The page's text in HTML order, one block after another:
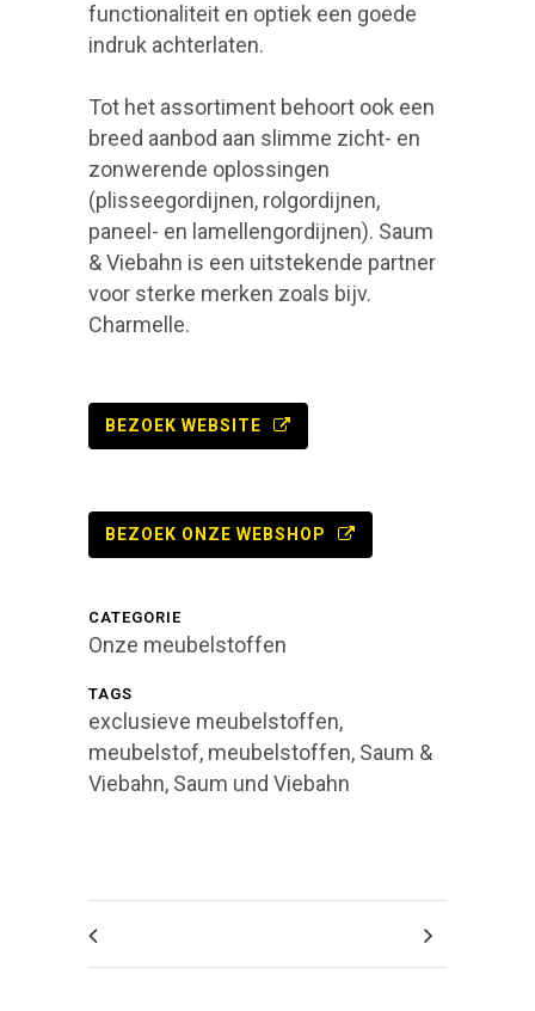
functionaliteit en optiek een goede
indruk achterlaten.
Tot het assortiment behoort ook een
breed aanbod aan slimme zicht- en
zonwerende oplossingen
(plisseegordijnen, rolgordijnen,
paneel- en lamellengordijnen). Saum
& Viebahn is een uitstekende partner
voor sterke merken zoals bijv.
Charmelle.
BEZOEK WEBSITE
BEZOEK ONZE WEBSHOP
CATEGORIE
Onze meubelstoffen
TAGS
exclusieve meubelstoffen,
meubelstof, meubelstoffen, Saum &
Viebahn, Saum und Viebahn